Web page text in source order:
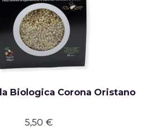
Biologica Corona Oristano
5,50 €